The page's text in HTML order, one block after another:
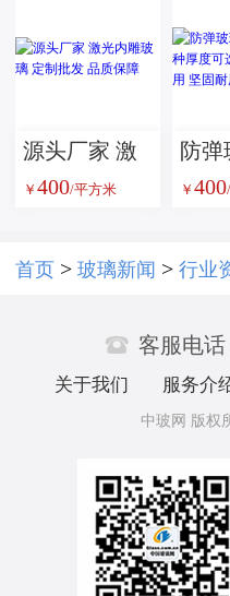
玻璃
源头厂家 激
光内雕玻璃
质保障
￥ 400/平方米
防弹
家供
防工
￥ 400
首页 > 玻璃新闻 > 行业
 客服电话
关于我们 服务介
中玻网 版权